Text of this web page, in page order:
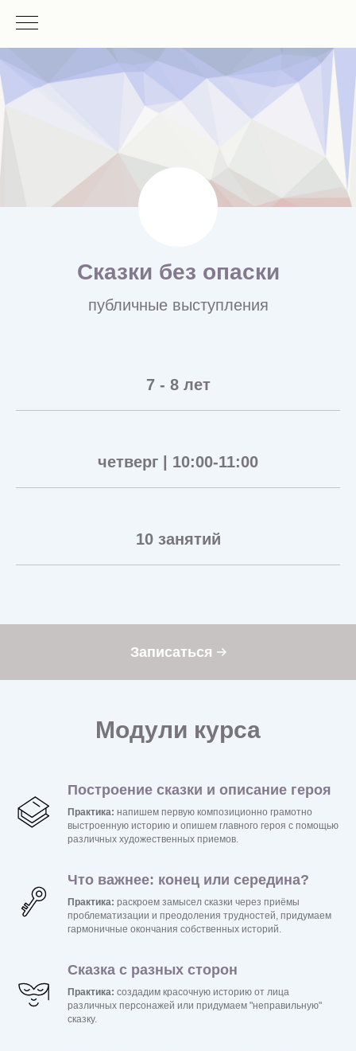
Сказки без опаски
публичные выступления
7 - 8 лет
четверг | 10:00-11:00
10 занятий
Записаться
Модули курса
Построение сказки и описание героя
Практика: напишем первую композиционно грамотно
выстроенную историю и опишем главного героя с помощью
различных художественных приемов.
Что важнее: конец или середина?
Практика: раскроем замысел сказки через приёмы
проблематизации и преодоления трудностей, придумаем
гармоничные окончания собственных историй.
Сказка с разных сторон
Практика: создадим красочную историю от лица
различных персонажей или придумаем "неправильную"
сказку.